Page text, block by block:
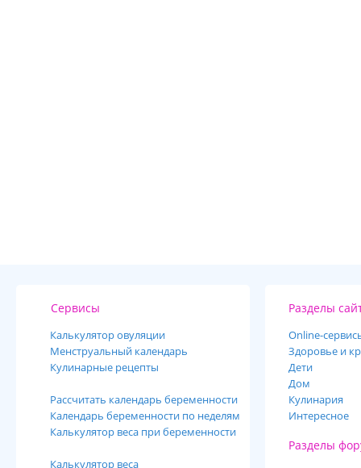
Сервисы
Калькулятор овуляции
Менструальный календарь
Кулинарные рецепты
Рассчитать календарь беременности
Календарь беременности по неделям
Калькулятор веса при беременности
Калькулятор веса
Разделы
Online-
Здоровье и
Дети
Дом
Кулинария
Интересное
Разделы